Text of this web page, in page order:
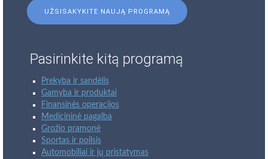
UŽSISAKYKITE NAUJĄ PROGRAMĄ
Pasirinkite kitą programą
Prekyba ir sandėlis
Gamyba ir produktai
Finansinės operacijos
Medicininė pagalba
Grožio pramonė
Sportas ir poilsis
Automobiliai ir jų pristatymas